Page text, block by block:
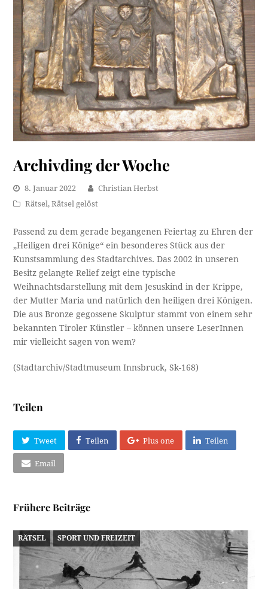
Archivding der Woche
8. Januar 2022
Christian Herbst
Rätsel,Rätsel gelöst
Passend zu dem gerade begangenen Feiertag zu Ehren der
„Heiligen drei Könige“ ein besonderes Stück aus der
Kunstsammlung des Stadtarchives. Das 2002 in unseren
Besitz gelangte Relief zeigt eine typische
Weihnachtsdarstellung mit dem Jesuskind in der Krippe,
der Mutter Maria und natürlich den heiligen drei Königen.
Die aus Bronze gegossene Skulptur stammt von einem sehr
bekannten Tiroler Künstler – können unsere LeserInnen
mir vielleicht sagen von wem?
(Stadtarchiv/Stadtmuseum Innsbruck, Sk-168)
Teilen
Tweet Teilen Plus one Teilen
Email
Frühere Beiträge
RÄTSEL SPORT UND FREIZEIT